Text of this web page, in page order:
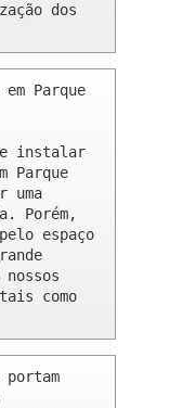
dos
Parque
instalar
Parque
uma
Porém,
espaço
como